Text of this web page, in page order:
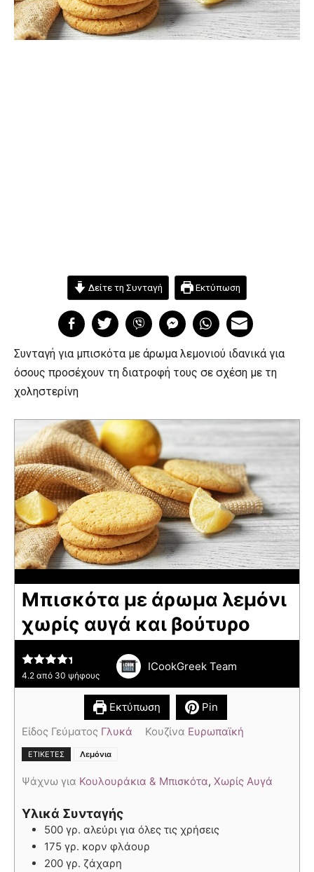
Δείτε τη Συνταγή Εκτύπωση
Συνταγή για μπισκότα με άρωμα λεμονιού ιδανικά για
όσους προσέχουν τη διατροφή τους σε σχέση με τη
χοληστερίνη
Μπισκότα με άρωμα λεμόνι
χωρίς αυγά και βούτυρο
4.2 από 30 ψήφους
ICookGreek Team
Εκτύπωση
Pin
Είδος Γεύματος Γλυκά Κουζίνα Ευρωπαϊκή
ΕΤΙΚΈΤΕΣ Λεμόνια
Ψάχνω για Κουλουράκια & Μπισκότα, Χωρίς Αυγά
Υλικά Συνταγής
500 γρ. αλεύρι για όλες τις χρήσεις
175 γρ. κορν φλάουρ
200 γρ. ζάχαρη